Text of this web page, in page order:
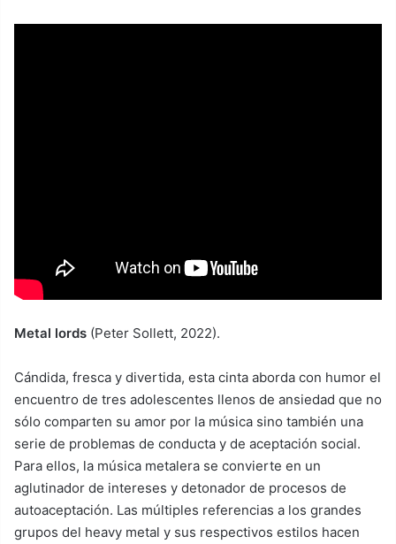
Metal lords (Peter Sollett, 2022).
Cándida, fresca y divertida, esta cinta aborda con humor el
encuentro de tres adolescentes llenos de ansiedad que no
sólo comparten su amor por la música sino también una
serie de problemas de conducta y de aceptación social.
Para ellos, la música metalera se convierte en un
aglutinador de intereses y detonador de procesos de
autoaceptación. Las múltiples referencias a los grandes
grupos del heavy metal y sus respectivos estilos hacen